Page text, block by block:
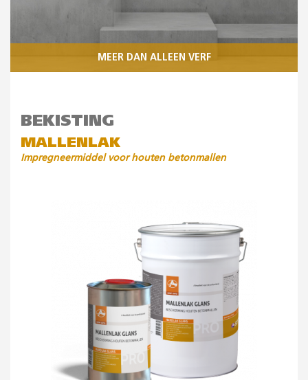
MEER DAN ALLEEN VERF
BEKISTING
MALLENLAK
Impregneermiddel voor houten betonmallen